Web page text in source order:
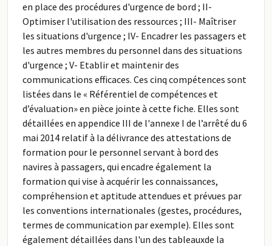
en place des procédures d'urgence de bord ; II-
Optimiser l'utilisation des ressources ; III- Maîtriser
les situations d'urgence ; IV- Encadrer les passagers et
les autres membres du personnel dans des situations
d'urgence ; V- Etablir et maintenir des
communications efficaces. Ces cinq compétences sont
listées dans le « Référentiel de compétences et
d’évaluation» en pièce jointe à cette fiche. Elles sont
détaillées en appendice III de l'annexe I de l’arrêté du 6
mai 2014 relatif à la délivrance des attestations de
formation pour le personnel servant à bord des
navires à passagers, qui encadre également la
formation qui vise à acquérir les connaissances,
compréhension et aptitude attendues et prévues par
les conventions internationales (gestes, procédures,
termes de communication par exemple). Elles sont
également détaillées dans l'un des tableauxde la